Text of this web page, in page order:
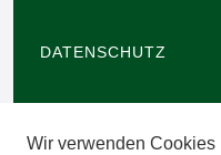
DATENSCHUTZ
Wir verwenden